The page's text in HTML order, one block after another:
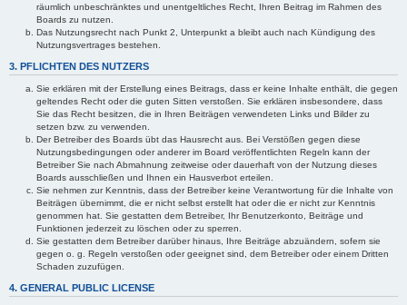
räumlich unbeschränktes und unentgeltliches Recht, Ihren Beitrag im Rahmen des
Boards zu nutzen.
Das Nutzungsrecht nach Punkt 2, Unterpunkt a bleibt auch nach Kündigung des
Nutzungsvertrages bestehen.
3. PFLICHTEN DES NUTZERS
Sie erklären mit der Erstellung eines Beitrags, dass er keine Inhalte enthält, die gegen
geltendes Recht oder die guten Sitten verstoßen. Sie erklären insbesondere, dass
Sie das Recht besitzen, die in Ihren Beiträgen verwendeten Links und Bilder zu
setzen bzw. zu verwenden.
Der Betreiber des Boards übt das Hausrecht aus. Bei Verstößen gegen diese
Nutzungsbedingungen oder anderer im Board veröffentlichten Regeln kann der
Betreiber Sie nach Abmahnung zeitweise oder dauerhaft von der Nutzung dieses
Boards ausschließen und Ihnen ein Hausverbot erteilen.
Sie nehmen zur Kenntnis, dass der Betreiber keine Verantwortung für die Inhalte von
Beiträgen übernimmt, die er nicht selbst erstellt hat oder die er nicht zur Kenntnis
genommen hat. Sie gestatten dem Betreiber, Ihr Benutzerkonto, Beiträge und
Funktionen jederzeit zu löschen oder zu sperren.
Sie gestatten dem Betreiber darüber hinaus, Ihre Beiträge abzuändern, sofern sie
gegen o. g. Regeln verstoßen oder geeignet sind, dem Betreiber oder einem Dritten
Schaden zuzufügen.
4. GENERAL PUBLIC LICENSE